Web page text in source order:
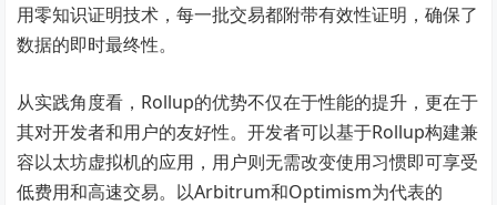
用零知识证明技术，每一批交易都附带有效性证明，确保了
数据的即时最终性。
从实践角度看，Rollup的优势不仅在于性能的提升，更在于
其对开发者和用户的友好性。开发者可以基于Rollup构建兼
容以太坊虚拟机的应用，用户则无需改变使用习惯即可享受
低费用和高速交易。以Arbitrum和Optimism为代表的